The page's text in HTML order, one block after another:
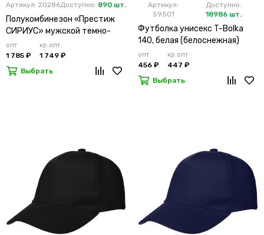
Артикул: 20286Доступно: 890 шт.
Полукомбинезон «Престиж
СИРИУС» мужской темно-
серый
опт
1 785 ₽
кр.опт
1 749 ₽
Выбрать
Артикул:
59501
Доступно:
18986 шт.
Футболка унисекс T-Bolka
140, белая (белоснежная)
опт
456 ₽
кр.опт
447 ₽
Выбрать